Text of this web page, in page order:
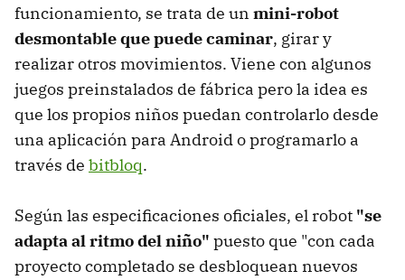
funcionamiento, se trata de un mini-robot
desmontable que puede caminar, girar y
realizar otros movimientos. Viene con algunos
juegos preinstalados de fábrica pero la idea es
que los propios niños puedan controlarlo desde
una aplicación para Android o programarlo a
través de bitbloq.
Según las especificaciones oficiales, el robot "se
adapta al ritmo del niño" puesto que "con cada
proyecto completado se desbloquean nuevos